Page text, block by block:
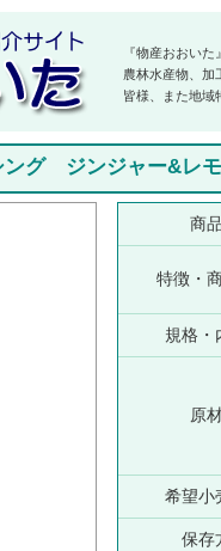
『物産おおい
農林水産物、加
皆様、また地域
ング ジンジャー&レ
商
特徴・
規格・
原
希望小
保存